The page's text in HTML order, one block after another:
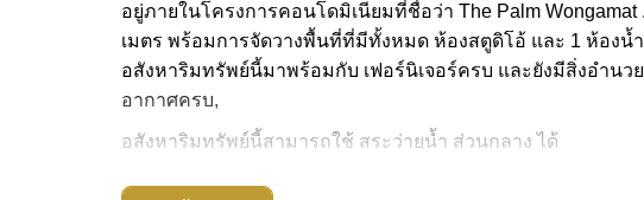
อยู่ภายในโครงการคอนโดมิเนียมที่ชื่อว่า The Palm
เมตร พร้อมการจัดวางพื้นที่ที่มีทั้งหมด ห้องสตูดิโอ้ และ 1 ห้องน้
อสังหาริมทรัพย์นี้มาพร้อมกับ เฟอร์นิเจอร์ครบ และยังมีสิ่งอำนว
อากาศครบ,
อสังหาริมทรัพย์นี้สามารถใช้ สระว่ายน้ำ ส่วนกลาง ได้
The Palm Wongamat มีสิ่งอำนวยความสะดวกส่วนกลาง ได้แก่